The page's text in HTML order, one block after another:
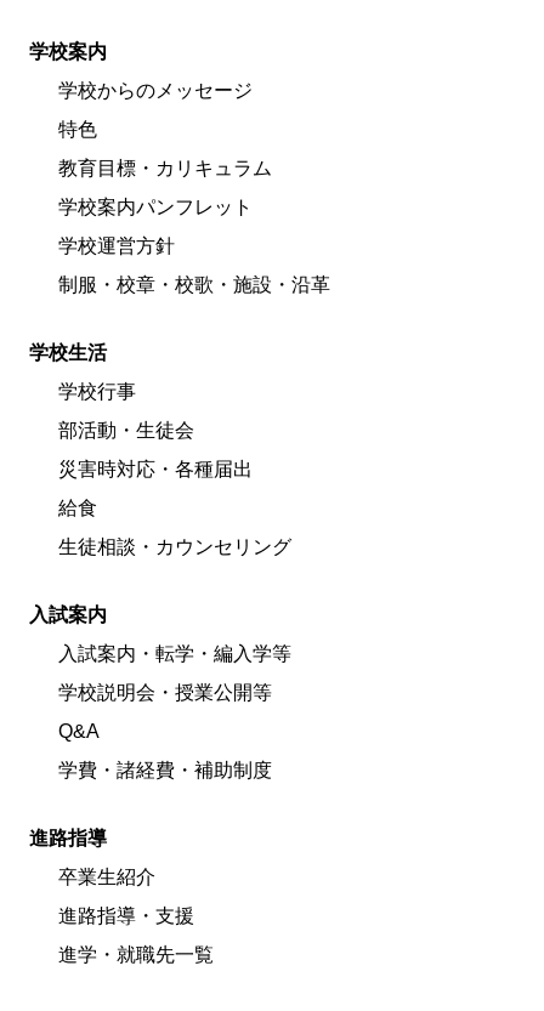
学校案内
学校からのメッセージ
特色
教育目標・カリキュラム
学校案内パンフレット
学校運営方針
制服・校章・校歌・施設・沿革
学校生活
学校行事
部活動・生徒会
災害時対応・各種届出
給食
生徒相談・カウンセリング
入試案内
入試案内・転学・編入学等
学校説明会・授業公開等
Q&A
学費・諸経費・補助制度
進路指導
卒業生紹介
進路指導・支援
進学・就職先一覧